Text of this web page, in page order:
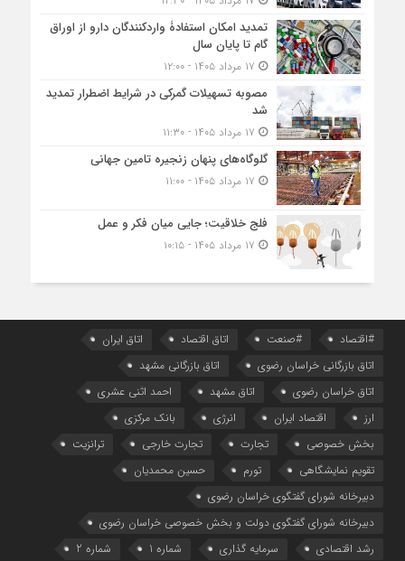
تمدید امکان استفادۀ واردکنندگان دارو از اوراق
گام تا پایان سال
مصوبه تسهیلات گمرکی در شرایط اضطرار تمدید
شد
گلوگاه‌های پنهان زنجیره تامین جهانی
فلج خلاقیت؛ جایی میان فکر و عمل
#اقتصاد #صنعت اتاق اقتصاد
اتاق ایران
اتاق بازرگانی خراسان رضوی
اتاق بازرگانی مشهد
اتاق خراسان رضوی
اتاق مشهد
احمد اثنی عشری
ارز
اقتصاد ایران انرژی
بانک مرکزی
بخش خصوصی
تجارت تجارت خارجی
ترانزیت
تقویم نمایشگاهی
تورم
حسین محمدیان
دبیرخانه شورای گفتگوی خراسان رضوی
دبیرخانه شورای گفتگوی دولت و بخش خصوصی خراسان رضوی
رشد اقتصادی
سرمایه گذاری شماره 1 شماره 2